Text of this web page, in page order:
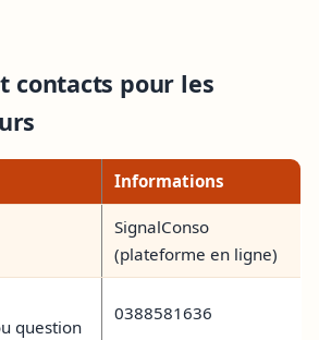
contacts pour les
Informations
SignalConso
(plateforme en ligne)
question
0388581636